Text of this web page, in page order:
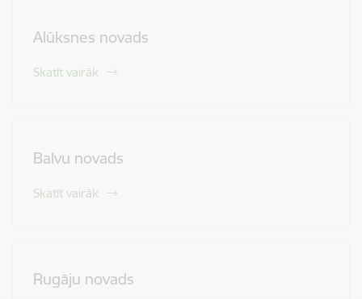
Alūksnes novads
Skatīt vairāk
Balvu novads
Skatīt vairāk
Rugāju novads